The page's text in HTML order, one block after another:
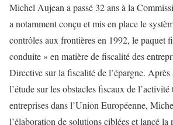
Michel Aujean a passé 32 ans à la
a notamment conçu et mis en place le
contrôles aux frontières en 1992, le paquet
conduite » en matière de fiscalité des
Directive sur la fiscalité de l’épargne.
l’étude sur les obstacles fiscaux de
entreprises dans l’Union Européenne,
l’élaboration de solutions ciblées et lancé la